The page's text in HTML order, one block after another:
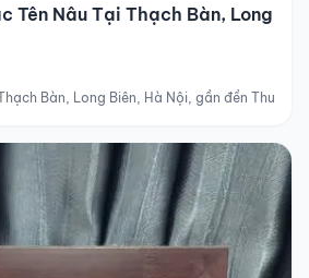
Tên Nâu Tại Thạch Bàn, Long
Bàn, Long Biên, Hà Nội, gần đền Thượng